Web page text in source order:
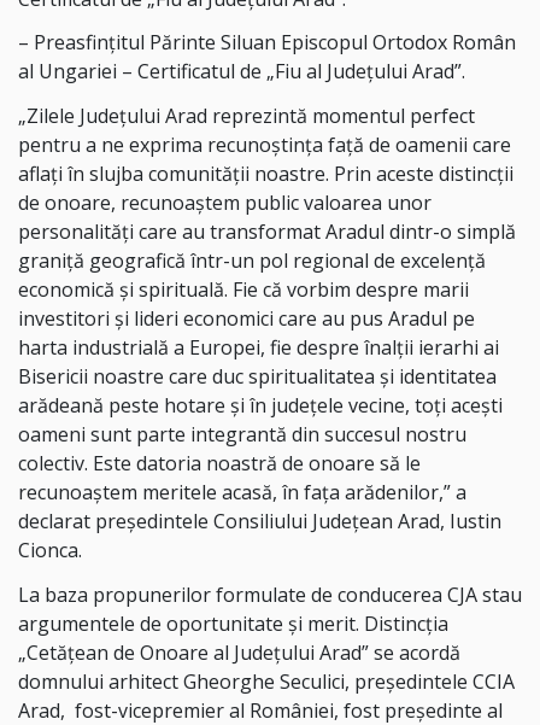
– Preasfințitul Părinte Siluan Episcopul Ortodox Român
al Ungariei – Certificatul de „Fiu al Județului Arad”.
„Zilele Județului Arad reprezintă momentul perfect
pentru a ne exprima recunoștința față de oamenii care
aflați în slujba comunității noastre. Prin aceste distincții
de onoare, recunoaștem public valoarea unor
personalități care au transformat Aradul dintr-o simplă
graniță geografică într-un pol regional de excelență
economică și spirituală. Fie că vorbim despre marii
investitori și lideri economici care au pus Aradul pe
harta industrială a Europei, fie despre înalții ierarhi ai
Bisericii noastre care duc spiritualitatea și identitatea
arădeană peste hotare și în județele vecine, toți acești
oameni sunt parte integrantă din succesul nostru
colectiv. Este datoria noastră de onoare să le
recunoaștem meritele acasă, în fața arădenilor,” a
declarat președintele Consiliului Județean Arad, Iustin
Cionca.
La baza propunerilor formulate de conducerea CJA stau
argumentele de oportunitate și merit. Distincția
„Cetățean de Onoare al Județului Arad” se acordă
domnului arhitect Gheorghe Seculici, președintele CCIA
Arad, fost-vicepremier al României, fost președinte al